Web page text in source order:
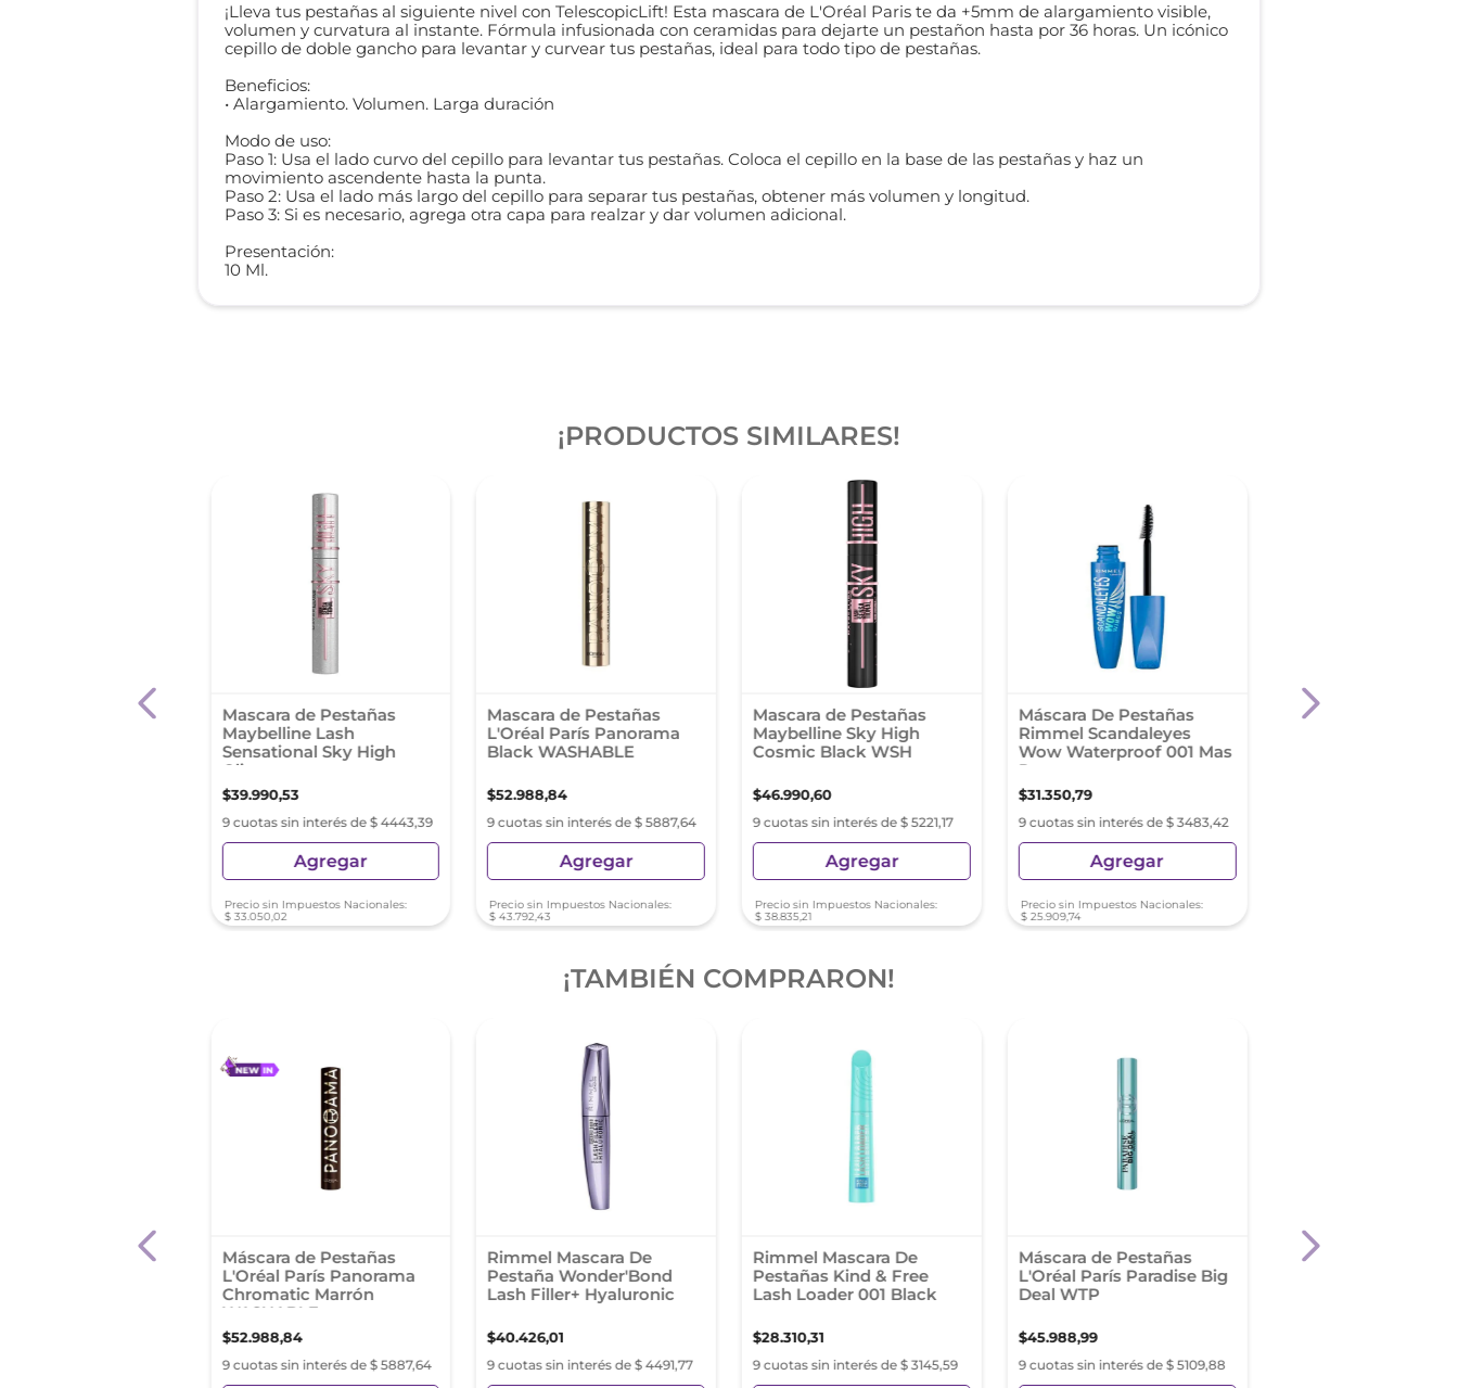
¡Lleva tus pestañas al siguiente nivel con TelescopicLift! Esta mascara de L'Oréal Paris te da +5mm de alargamiento visible,
volumen y curvatura al instante. Fórmula infusionada con ceramidas para dejarte un pestañon hasta por 36 horas. Un icónico
cepillo de doble gancho para levantar y curvear tus pestañas, ideal para todo tipo de pestañas.
Beneficios:
• Alargamiento. Volumen. Larga duración
Modo de uso:
Paso 1: Usa el lado curvo del cepillo para levantar tus pestañas. Coloca el cepillo en la base de las pestañas y haz un
movimiento ascendente hasta la punta.
Paso 2: Usa el lado más largo del cepillo para separar tus pestañas, obtener más volumen y longitud.
Paso 3: Si es necesario, agrega otra capa para realzar y dar volumen adicional.
Presentación:
10 Ml.
¡PRODUCTOS SIMILARES!
Mascara de Pestañas
Maybelline Lash
Sensational Sky High
Glitter
$39.990,53
9 cuotas sin interés de $ 4443,39
Agregar
Precio sin Impuestos Nacionales:
$ 33.050,02
Mascara de Pestañas
L'Oréal París Panorama
Black WASHABLE
$52.988,84
9 cuotas sin interés de $ 5887,64
Agregar
Precio sin Impuestos Nacionales:
$ 43.792,43
Mascara de Pestañas
Maybelline Sky High
Cosmic Black WSH
$46.990,60
9 cuotas sin interés de $ 5221,17
Agregar
Precio sin Impuestos Nacionales:
$ 38.835,21
Máscara De Pestañas
Rimmel Scandaleyes
Wow Waterproof 001 Mas
Pes
$31.350,79
9 cuotas sin interés de $ 3483,42
Agregar
Precio sin Impuestos Nacionales:
$ 25.909,74
Mascara de Pestañas
¡TAMBIÉN COMPRARON!
Máscara de Pestañas
L'Oréal París Panorama
Chromatic Marrón
WASHABLE
$52.988,84
9 cuotas sin interés de $ 5887,64
Rimmel Mascara De
Pestaña Wonder'Bond
Lash Filler+ Hyaluronic
$40.426,01
9 cuotas sin interés de $ 4491,77
Rimmel Mascara De
Pestañas Kind & Free
Lash Loader 001 Black
$28.310,31
9 cuotas sin interés de $ 3145,59
Máscara de Pestañas
L'Oréal París Paradise Big
Deal WTP
$45.988,99
9 cuotas sin interés de $ 5109,88
Revlon ColorStay